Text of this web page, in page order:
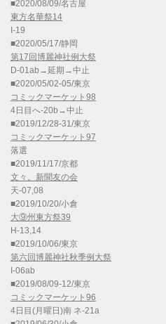
■2020/08/09/名古屋
東方名華祭14
I-19
■2020/05/17/静岡
第17回博麗神社例大祭
D-01ab→延期→中止
■2020/05/02-05/東京
コミックマーケット98
4日目へ-20b→中止
■2019/12/28-31/東京
コミックマーケット97
落選
■2019/11/17/京都
文々。新聞友の会
天-07,08
■2019/10/20/小倉
大⑨州東方祭39
H-13,14
■2019/10/06/東京
第六回博麗神社秋季例大祭
I-06ab
■2019/08/09-12/東京
コミックマーケット96
4日目(月曜日)南 ネ-21a